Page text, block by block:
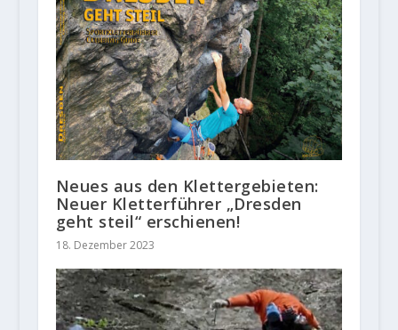
Neues aus den Klettergebieten:
Neuer Kletterführer „Dresden
geht steil“ erschienen!
18. Dezember 2023